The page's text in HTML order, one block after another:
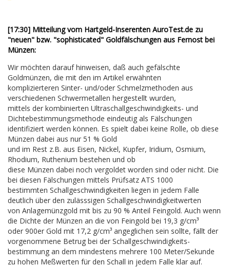
[17:30] Mitteilung vom Hartgeld-Inserenten AuroTest.de zu
"neuen" bzw. "sophisticated" Goldfälschungen aus Fernost bei
Münzen:
Wir möchten darauf hinweisen, daß auch gefälschte
Goldmünzen, die mit den im Artikel erwähnten
komplizierteren Sinter- und/oder Schmelzmethoden aus
verschiedenen Schwermetallen hergestellt wurden,
mittels der kombinierten Ultraschallgeschwindigkeits- und
Dichtebestimmungsmethode eindeutig als Fälschungen
identifiziert werden können. Es spielt dabei keine Rolle, ob diese
Münzen dabei aus nur 51 % Gold
und im Rest z.B. aus Eisen, Nickel, Kupfer, Iridium, Osmium,
Rhodium, Ruthenium bestehen und ob
diese Münzen dabei noch vergoldet worden sind oder nicht. Die
bei diesen Fälschungen mittels Prüfsatz ATS 1000
bestimmten Schallgeschwindigkeiten liegen in jedem Falle
deutlich über den zulässsigen Schallgeschwindigkeitwerten
von Anlagemünzgold mit bis zu 90 % Anteil Feingold. Auch wenn
die Dichte der Münzen an die von Feingold bei 19,3 g/cm³
oder 900er Gold mit 17,2 g/cm³ angeglichen sein sollte, fällt der
vorgenommene Betrug bei der Schallgeschwindigkeits-
bestimmung an dem mindestens mehrere 100 Meter/Sekunde
zu hohen Meßwerten für den Schall in jedem Falle klar auf.